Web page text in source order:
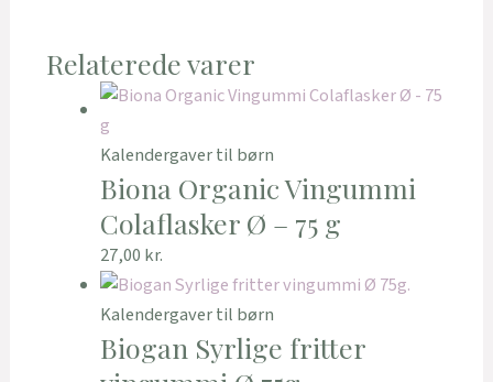
Relaterede varer
Kalendergaver til børn
Biona Organic Vingummi
Colaflasker Ø – 75 g
27,00 kr.
Kalendergaver til børn
Biogan Syrlige fritter